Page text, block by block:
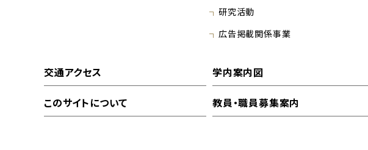
研究活動
広告掲載関係事業
交通アクセス 学内案内図
このサイトについて 教員・職員募集案内